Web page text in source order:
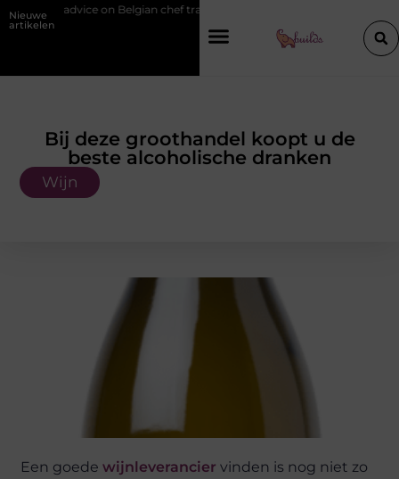
Nieuwe
artikelen
of advice on Belgian chef training and education
Bij deze groothandel koopt u de
beste alcoholische dranken
Wijn
Een goedewijnleverancier vinden is nog niet zo